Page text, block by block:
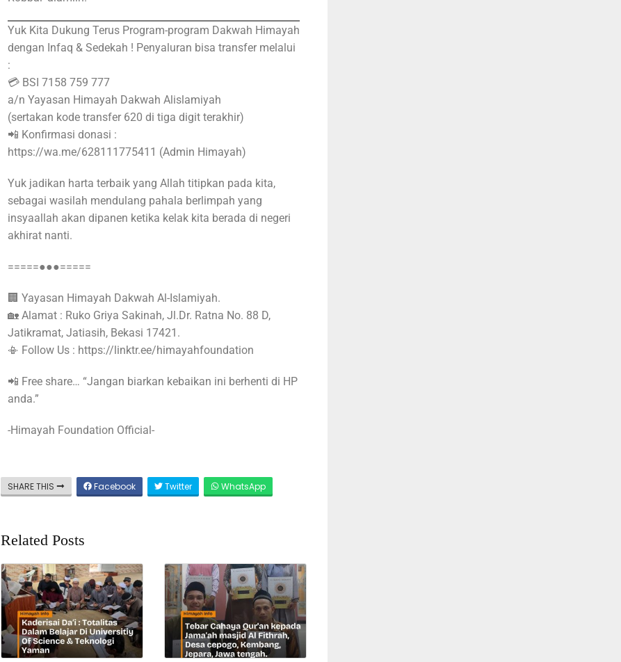
Yuk Kita Dukung Terus Program-program Dakwah Himayah
dengan Infaq & Sedekah ! Penyaluran bisa transfer melalui
:
💳 BSI 7158 759 777
a/n Yayasan Himayah Dakwah Alislamiyah
(sertakan kode transfer 620 di tiga digit terakhir)
📲 Konfirmasi donasi :
https://wa.me/628111775411 (Admin Himayah)
Yuk jadikan harta terbaik yang Allah titipkan pada kita,
sebagai wasilah mendulang pahala berlimpah yang
insyaallah akan dipanen ketika kelak kita berada di negeri
akhirat nanti.
=====●●●=====
🏢 Yayasan Himayah Dakwah Al-Islamiyah.
🏡 Alamat : Ruko Griya Sakinah, Jl.Dr. Ratna No. 88 D,
Jatikramat, Jatiasih, Bekasi 17421.
📳 Follow Us : https://linktr.ee/himayahfoundation
📲 Free share… “Jangan biarkan kebaikan ini berhenti di HP
anda.”
-Himayah Foundation Official-
SHARE THIS Facebook Twitter WhatsApp
Related Posts